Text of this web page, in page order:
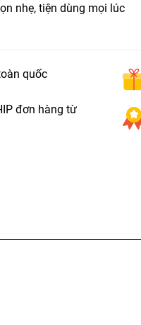
nhẹ, tiện dùng mọi lúc
quốc
đơn hàng từ